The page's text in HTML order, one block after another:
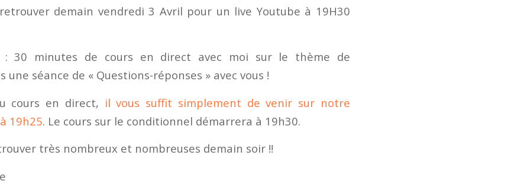
demain vendredi 3 Avril pour un live Youtube à 19H30
: 30 minutes de cours en direct avec moi sur le thème de
une séance de « Questions-réponses » avec vous !
cours en direct, il vous suffit simplement de venir sur notre
19h25. Le cours sur le conditionnel démarrera à 19h30.
très nombreux et nombreuses demain soir !!